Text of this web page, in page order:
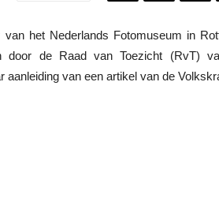
het Nederlands Fotomuseum in
door de Raad van Toezicht (RvT)
aanleiding van een artikel van de